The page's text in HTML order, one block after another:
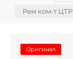
Рем ком-т
Оригинал